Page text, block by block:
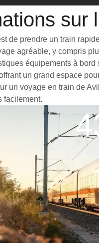
sur
de prendre un train
agréable, y compris
équipements à
un grand espace
un voyage en train de
facilement.